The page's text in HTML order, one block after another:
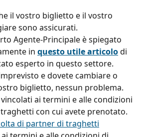
il vostro biglietto e il vostro
sono assicurati.
Agente-Principale è spiegato
in questo utile articolo di
esperto in questo settore.
e dovete cambiare o
biglietto, nessun problema.
ai termini e alle condizioni
con cui avete prenotato.
di partner di traghetti